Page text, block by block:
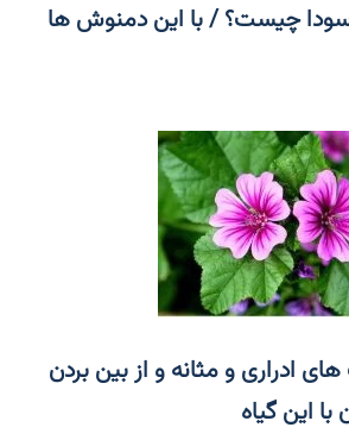
چیست؟ / با این دمنوش ها
ادراری و مثانه و از بین بردن
این گیاه